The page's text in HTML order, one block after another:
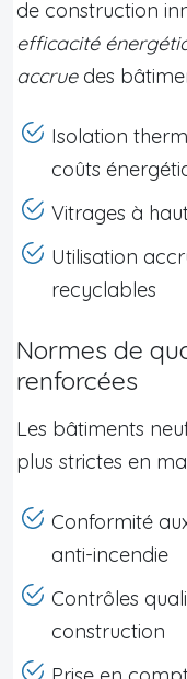
de construction
efficacité
accruedes
Isolation
coûts
Vitrages à
Utilisation
recyclables
Normes de
renforcées
Les bâtiments
plus strictes en
Conformité
anti-incendie
Contrôles
construction